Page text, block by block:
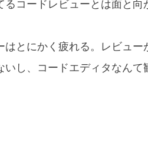
るコードレビューとは面と
はとにかく疲れる。レビュ
いし、コードエディタなん